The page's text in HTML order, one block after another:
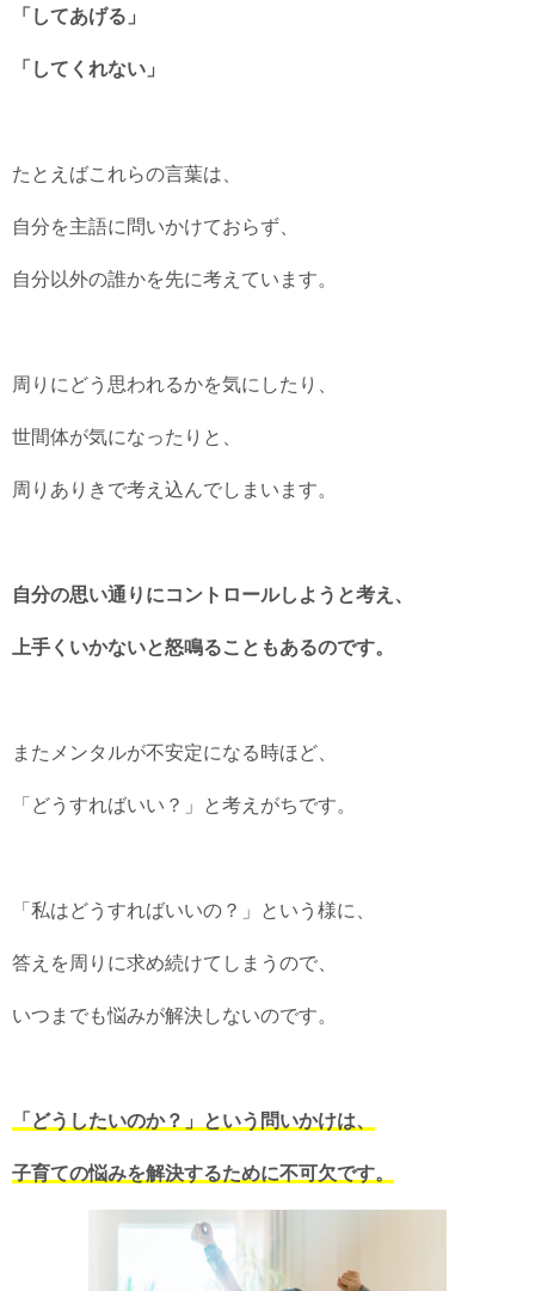
「してあげる」
「してくれない」
たとえばこれらの言葉は、
自分を主語に問いかけておらず、
自分以外の誰かを先に考えています。
周りにどう思われるかを気にしたり、
世間体が気になったりと、
周りありきで考え込んでしまいます。
自分の思い通りにコントロールしようと考え、
上手くいかないと怒鳴ることもあるのです。
またメンタルが不安定になる時ほど、
「どうすればいい？」と考えがちです。
「私はどうすればいいの？」という様に、
答えを周りに求め続けてしまうので、
いつまでも悩みが解決しないのです。
「どうしたいのか？」という問いかけは、
子育ての悩みを解決するために不可欠です。